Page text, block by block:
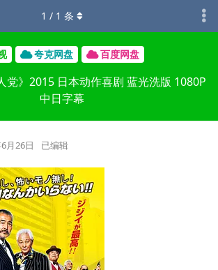
夸克网盘 百度网盘
党》2015 日本动作喜剧 蓝光洗版 1080P
中日字幕
1 / 1 条
月26日 已编辑